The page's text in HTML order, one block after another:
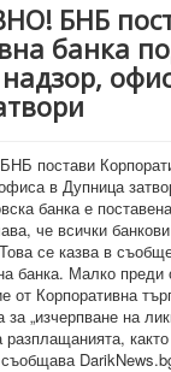
БНБ
банка
банка е
че всички
се казва в
банка. Малко преди
от Корпоративна
„изчерпване на
разплащанията,